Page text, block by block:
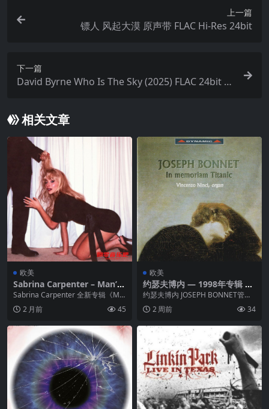
上一篇
镖人 风起大漠 原声带 FLAC Hi-Res 24bit
下一篇
David Byrne Who Is The Sky (2025) FLAC 24bit 9
相关文章
欧美
Sabrina Carpenter – Man’s
Best Friend ALAC 24bit 44k
Hz
Sabrina Carpenter 全新专辑《Ma
n’s Best Friend...
2 月前 45
欧美
约瑟夫博内 — 1998年专辑 —
JOSEPH BONNET In memor
iam Titanic WAV整轨
约瑟夫博内 JOSEPH BONNET管风
琴 纪念泰坦尼克号等 敢挑战阁下
音响...2 周前 34